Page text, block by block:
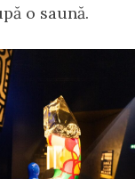
o saună.